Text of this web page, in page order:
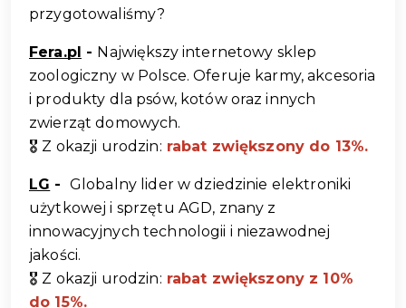
przygotowaliśmy?
Fera.pl - Największy internetowy sklep
zoologiczny w Polsce. Oferuje karmy, akcesoria
i produkty dla psów, kotów oraz innych
zwierząt domowych.
🎖️ Z okazji urodzin: rabat zwiększony do 13%.
LG - Globalny lider w dziedzinie elektroniki
użytkowej i sprzętu AGD, znany z
innowacyjnych technologii i niezawodnej
jakości.
🎖️ Z okazji urodzin: rabat zwiększony z 10%
do 15%.